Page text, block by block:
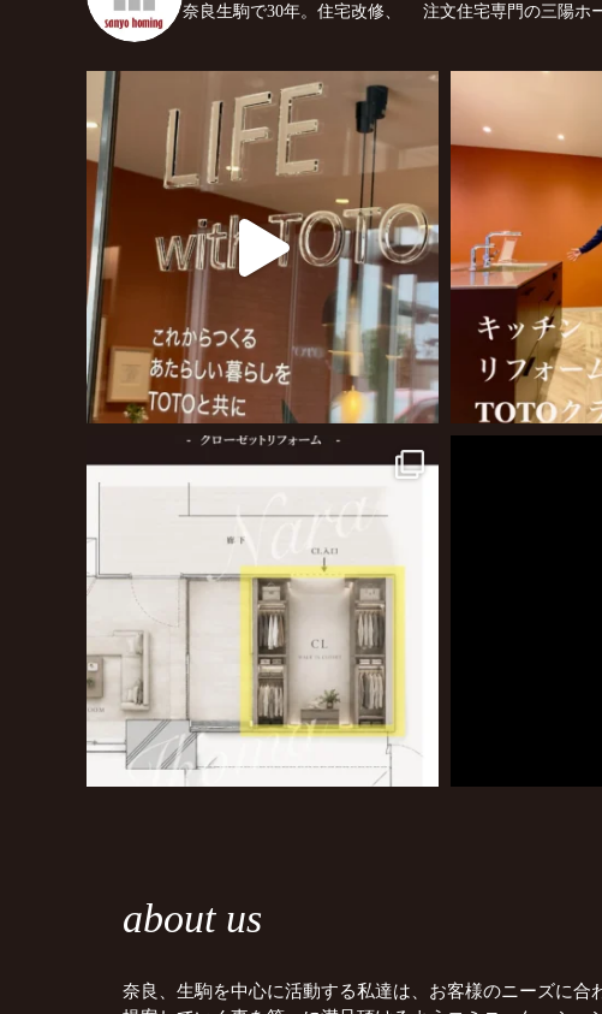
奈良生駒で30年。住宅改修、 注文住宅専門の三陽ホ
about us
奈良、生駒を中心に活動する私達は、お客様のニーズに合